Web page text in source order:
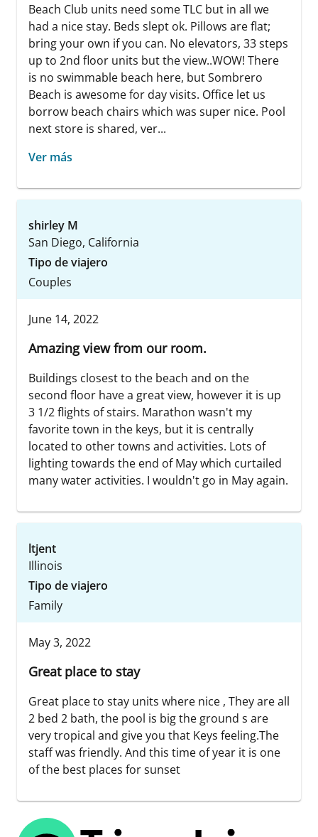
Beach Club units need some TLC but in all we
had a nice stay. Beds slept ok. Pillows are flat;
bring your own if you can. No elevators, 33 steps
up to 2nd floor units but the view..WOW! There
is no swimmable beach here, but Sombrero
Beach is awesome for day visits. Office let us
borrow beach chairs which was super nice. Pool
next store is shared, ver...
Ver más
shirley M
San Diego, California
Tipo de viajero
Couples
June 14, 2022
Amazing view from our room.
Buildings closest to the beach and on the
second floor have a great view, however it is up
3 1/2 flights of stairs. Marathon wasn't my
favorite town in the keys, but it is centrally
located to other towns and activities. Lots of
lighting towards the end of May which curtailed
many water activities. I wouldn't go in May again.
ltjent
Illinois
Tipo de viajero
Family
May 3, 2022
Great place to stay
Great place to stay units where nice , They are all
2 bed 2 bath, the pool is big the ground s are
very tropical and give you that Keys feeling.The
staff was friendly. And this time of year it is one
of the best places for sunset